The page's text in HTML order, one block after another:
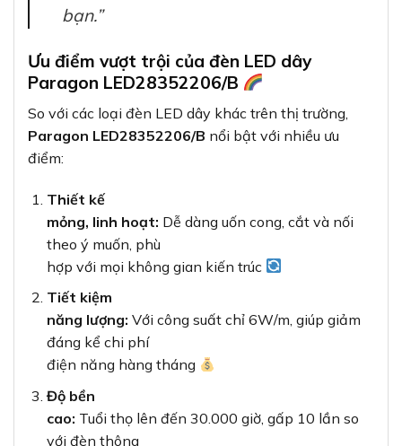
bạn.”
Ưu điểm vượt trội của đèn LED dây
Paragon LED28352206/B
So với các loại đèn LED dây khác trên thị trường,
Paragon LED28352206/B nổi bật với nhiều ưu
điểm:
Thiết kế
mỏng, linh hoạt: Dễ dàng uốn cong, cắt và nối
theo ý muốn, phù
hợp với mọi không gian kiến trúc
Tiết kiệm
năng lượng: Với công suất chỉ 6W/m, giúp giảm
đáng kể chi phí
điện năng hàng tháng
Độ bền
cao: Tuổi thọ lên đến 30.000 giờ, gấp 10 lần so
với đèn thông